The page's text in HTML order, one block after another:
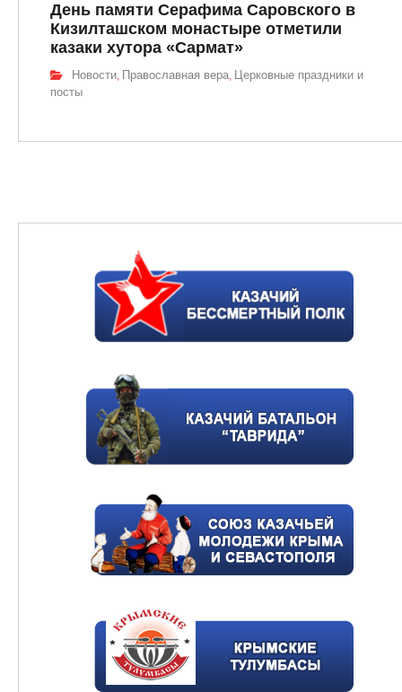
День памяти Серафима Саровского в
Кизилташском монастыре отметили
казаки хутора «Сармат»
Новости, Православная вера, Церковные праздники и
посты